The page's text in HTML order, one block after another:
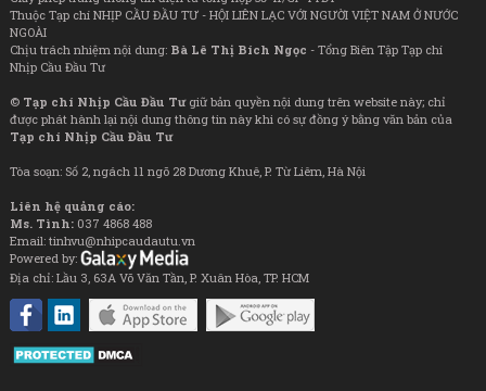
Thuộc Tạp chí NHỊP CẦU ĐẦU TƯ - HỘI LIÊN LẠC VỚI NGƯỜI VIỆT NAM Ở NƯỚC
NGOÀI
Chịu trách nhiệm nội dung: Bà Lê Thị Bích Ngọc - Tổng Biên Tập Tạp chí
Nhịp Cầu Đầu Tư
© Tạp chí Nhịp Cầu Đầu Tưgiữ bản quyền nội dung trên website này; chỉ
được phát hành lại nội dung thông tin này khi có sự đồng ý bằng văn bản của
Tạp chí Nhịp Cầu Đầu Tư
Tòa soạn: Số 2, ngách 11 ngõ 28 Dương Khuê, P. Từ Liêm, Hà Nội
Liên hệ quảng cáo:
Ms. Tình: 037 4868 488
Email: tinhvu@nhipcaudautu.vn
Powered by:
Địa chỉ: Lầu 3, 63A Võ Văn Tần, P. Xuân Hòa, TP. HCM